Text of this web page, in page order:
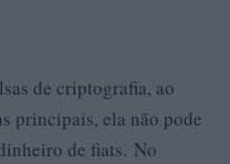
de criptografia, ao
principais, ela não pode
de fiats. No